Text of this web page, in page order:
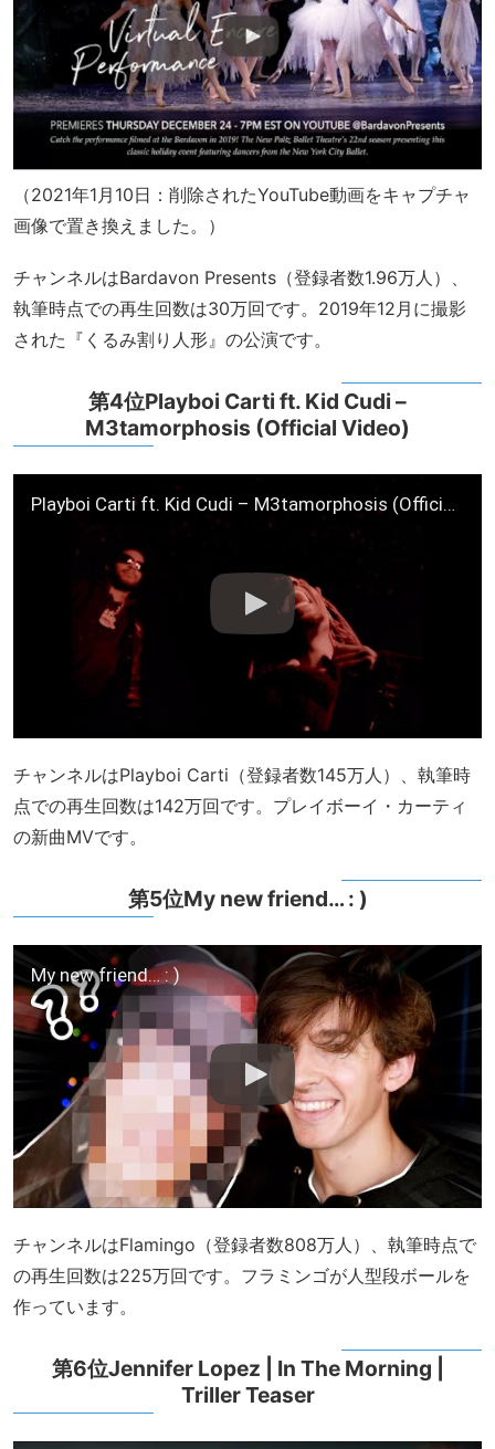
（2021年1月10日：削除されたYouTube動画をキャプチャ
画像で置き換えました。）
チャンネルはBardavon Presents（登録者数1.96万人）、
執筆時点での再生回数は30万回です。2019年12月に撮影
された『くるみ割り人形』の公演です。
第4位Playboi Carti ft. Kid Cudi –
M3tamorphosis (Official Video)
Playboi Carti ft. Kid Cudi – M3tamorphosis (Official Video)
チャンネルはPlayboi Carti（登録者数145万人）、執筆時
点での再生回数は142万回です。プレイボーイ・カーティ
の新曲MVです。
第5位My new friend… : )
My new friend… : )
チャンネルはFlamingo（登録者数808万人）、執筆時点で
の再生回数は225万回です。フラミンゴが人型段ボールを
作っています。
第6位Jennifer Lopez | In The Morning |
Triller Teaser